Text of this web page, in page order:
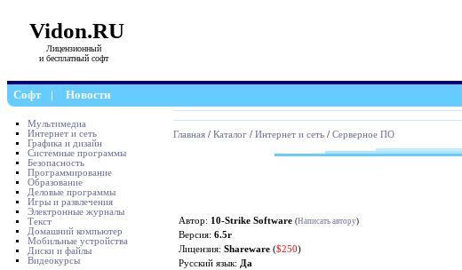
Vidon.RU
Лицензионный
и бесплатный софт
Софт | Новости
Мультимедиа
Интернет и сеть
Графика и дизайн
Системные программы
Безопасность
Программирование
Образование
Деловые программы
Игры и развлечения
Электронные журналы
Текст
Домашний компьютер
Мобильные устройства
Диски и файлы
Видеокурсы
Главная / Каталог / Интернет и сеть / Серверное ПО
Автор: 10-Strike Software (Написать автору)
Версия: 6.5r
Лицензия: Shareware ($250)
Русский язык: Да